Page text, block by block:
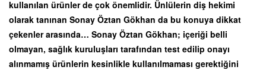
kullanılan ürünler de çok önemlidir. Ünlülerin diş hekimi
olarak tanınan Sonay Öztan Gökhan da bu konuya dikkat
çekenler arasında… Sonay Öztan Gökhan; içeriği belli
olmayan, sağlık kuruluşları tarafından test edilip onayı
alınmamış ürünlerin kesinlikle kullanılmaması gerektiğini